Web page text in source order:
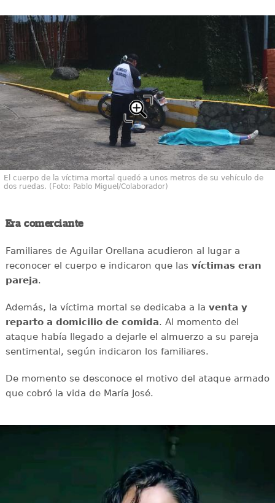
El cuerpo de la víctima mortal quedó a unos metros de su vehículo de
dos ruedas. (Foto: Pablo Miguel/Colaborador)
Era comerciante
Familiares de Aguilar Orellana acudieron al lugar a
reconocer el cuerpo e indicaron que las víctimas eran
pareja.
Además, la víctima mortal se dedicaba a la venta y
reparto a domicilio de comida. Al momento del
ataque había llegado a dejarle el almuerzo a su pareja
sentimental, según indicaron los familiares.
De momento se desconoce el motivo del ataque armado
que cobró la vida de María José.